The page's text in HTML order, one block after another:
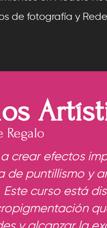
de fotografía y
Regalo
crear efectos
de puntillismo y
Este curso está